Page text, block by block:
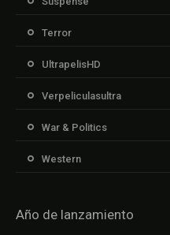
Terror
UltrapelisHD
Verpeliculasultra
War & Politics
Western
Año de lanzamiento